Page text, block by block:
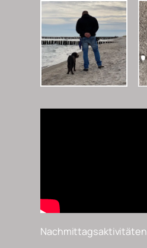
Nachmittagsaktivitäten